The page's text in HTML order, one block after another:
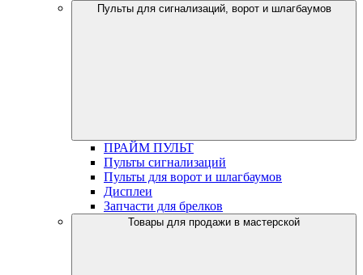
Пульты для сигнализаций, ворот и шлагбаумов
ПРАЙМ ПУЛЬТ
Пульты сигнализаций
Пульты для ворот и шлагбаумов
Дисплеи
Запчасти для брелков
Товары для продажи в мастерской